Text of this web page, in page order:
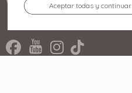
Aceptar todas y continuar